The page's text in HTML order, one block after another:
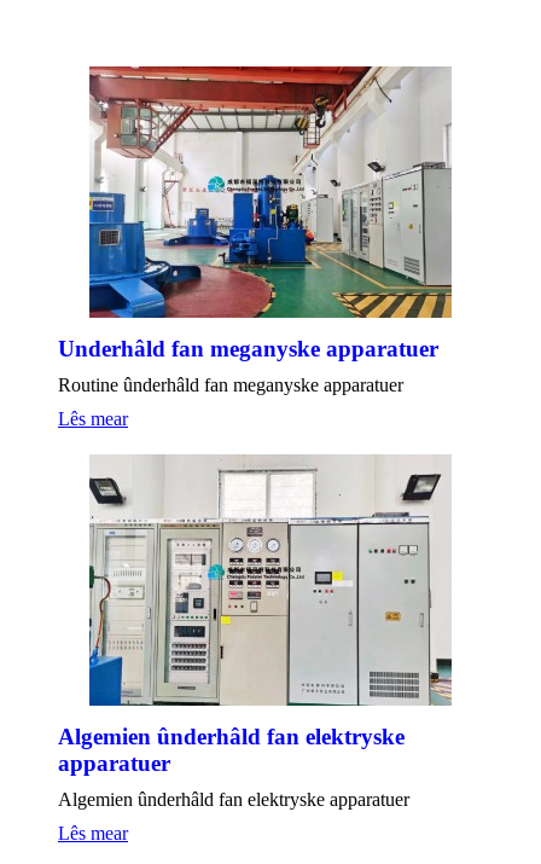
Underhâld fan meganyske apparatuer
Routine ûnderhâld fan meganyske apparatuer
Lês mear
Algemien ûnderhâld fan elektryske
apparatuer
Algemien ûnderhâld fan elektryske apparatuer
Lês mear